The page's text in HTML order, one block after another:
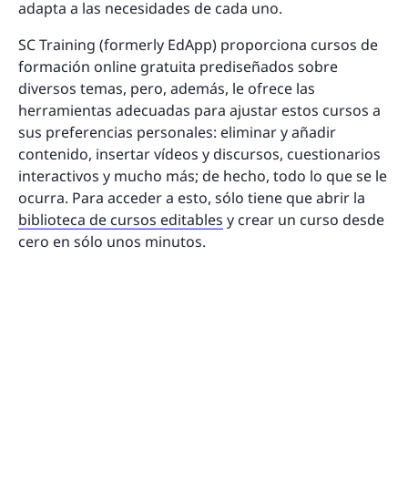
adapta a las necesidades de cada uno.
SC Training (formerly EdApp) proporciona cursos de
formación online gratuita prediseñados sobre
diversos temas, pero, además, le ofrece las
herramientas adecuadas para ajustar estos cursos a
sus preferencias personales: eliminar y añadir
contenido, insertar vídeos y discursos, cuestionarios
interactivos y mucho más; de hecho, todo lo que se le
ocurra. Para acceder a esto, sólo tiene que abrir la
biblioteca de cursos editables y crear un curso desde
cero en sólo unos minutos.